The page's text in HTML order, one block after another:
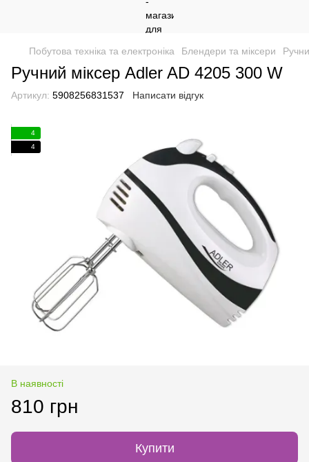
Побутова техніка та електроніка Блендери та міксери
Ручний міксер Adler AD 4205 300 W
Артикул: 5908256831537 Написати відгук
4
4
В наявності
810 грн
Купити